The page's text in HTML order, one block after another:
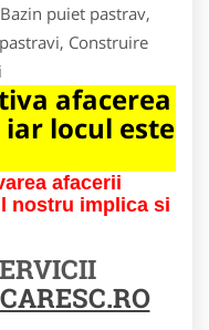
puiet pastrav,
Construire
afacerea
locul este
afacerii
nostru implica si